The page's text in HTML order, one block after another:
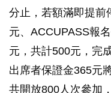
分止，若額滿即提前
元、ACCUPASS報
元，共計500元，完
出席者保證金365元
共開放800人次參加